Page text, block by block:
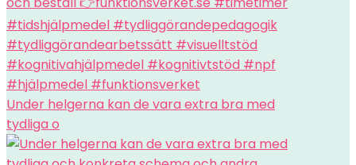
Under helgerna kan de vara extra bra med
tydliga o